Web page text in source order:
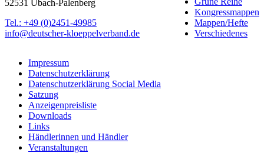
Kongressmappen
Mappen/Hefte
Verschiedenes
52531 Übach-Palenberg
Tel.: +49 (0)2451-49985
info@deutscher-kloeppelverband.de
Impressum
Datenschutzerklärung
Datenschutzerklärung Social Media
Satzung
Anzeigenpreisliste
Downloads
Links
Händlerinnen und Händler
Veranstaltungen